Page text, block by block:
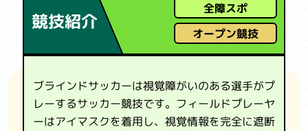
募集情報
実行委員会情報
観光情報
国スポ・全障スポについて
競技紹介
全障スポ
オープン競技
ブラインドサッカーは視覚障がいのある選手がプ
レーするサッカー競技です。フィールドプレーヤ
ーはアイマスクを着用し、視覚情報を完全に遮断